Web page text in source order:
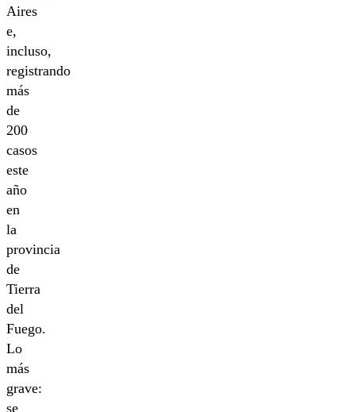
Aires
e,
incluso,
registrando
más
de
200
casos
este
año
en
la
provincia
de
Tierra
del
Fuego.
Lo
más
grave:
se